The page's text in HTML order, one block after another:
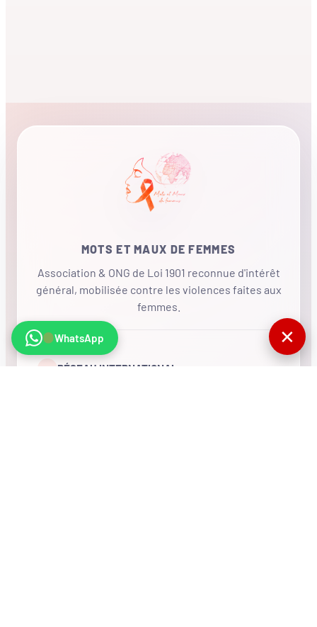
MOTS ET MAUX DE FEMMES
Association & ONG de Loi 1901 reconnue d'intérêt
général, mobilisée contre les violences faites aux
femmes.
• RÉSEAU INTERNATIONAL
WhatsApp ✕